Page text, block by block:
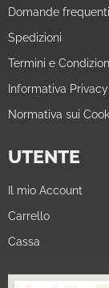
Domande frequenti
Spedizioni
Termini e
Informativa Privacy
Normativa sui
UTENTE
Il mio Account
Carrello
Cassa